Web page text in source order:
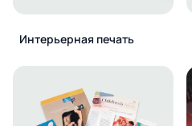
Интерьерная печать